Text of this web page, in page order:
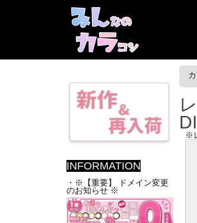
INFORMATION
・※【重要】 ドメイン変更
のお知らせ ※
※